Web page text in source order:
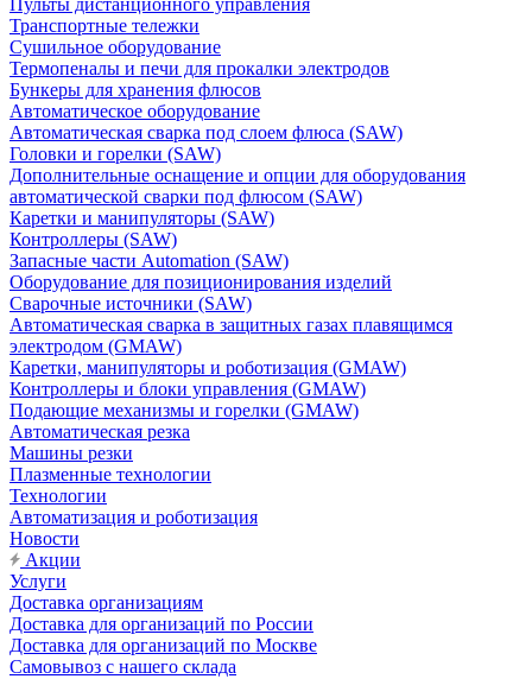
Пульты дистанционного управления
Транспортные тележки
Сушильное оборудование
Термопеналы и печи для прокалки электродов
Бункеры для хранения флюсов
Автоматическое оборудование
Автоматическая сварка под слоем флюса (SAW)
Головки и горелки (SAW)
Дополнительные оснащение и опции для оборудования
автоматической сварки под флюсом (SAW)
Каретки и манипуляторы (SAW)
Контроллеры (SAW)
Запасные части Automation (SAW)
Оборудование для позиционирования изделий
Сварочные источники (SAW)
Автоматическая сварка в защитных газах плавящимся
электродом (GMAW)
Каретки, манипуляторы и роботизация (GMAW)
Контроллеры и блоки управления (GMAW)
Подающие механизмы и горелки (GMAW)
Автоматическая резка
Машины резки
Плазменные технологии
Технологии
Автоматизация и роботизация
Новости
Акции
Услуги
Доставка организациям
Доставка для организаций по России
Доставка для организаций по Москве
Самовывоз с нашего склада